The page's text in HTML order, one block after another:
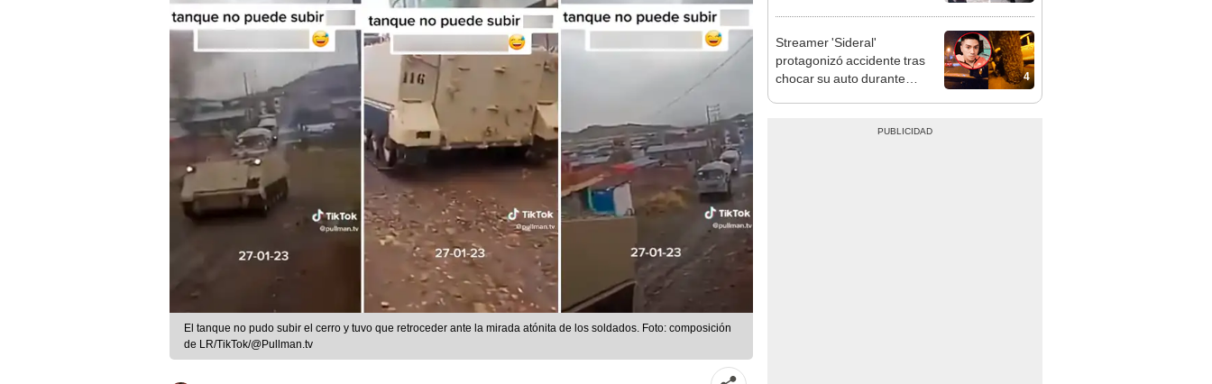
El tanque no pudo subir el cerro y tuvo que retroceder ante la mirada atónita de los soldados. Foto: composición
de LR/TikTok/@Pullman.tv
4
Streamer 'Sideral'
protagonizó accidente tras
chocar su auto durante